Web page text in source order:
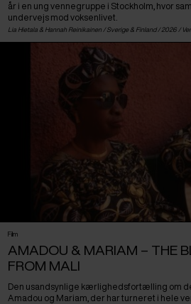
år i en ung vennegruppe i Stockholm, hvor
undervejs mod voksenlivet.
Lia Hietala & Hannah Reinikainen / Sverige & Finland/ 2026 /
Film
AMADOU & MARIAM – THE
FROM MALI
Den usandsynlige kærlighedsfortælling om
Amadou og Mariam, der har turneret i hele